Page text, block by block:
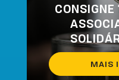
CONSIGNE
MAIS